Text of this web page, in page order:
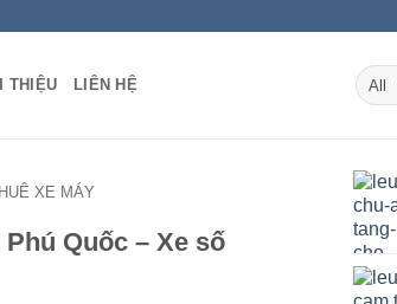
THIỆU LIÊN HỆ
XE MÁY
Quốc – Xe số